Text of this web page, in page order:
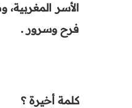
الأسر
فرح وسرور .
كلمة أخيرة ؟